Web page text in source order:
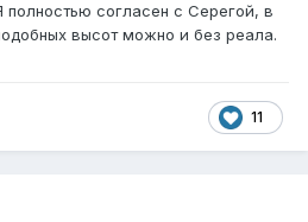
согласен с Серегой, в
высот можно и без реала.
11